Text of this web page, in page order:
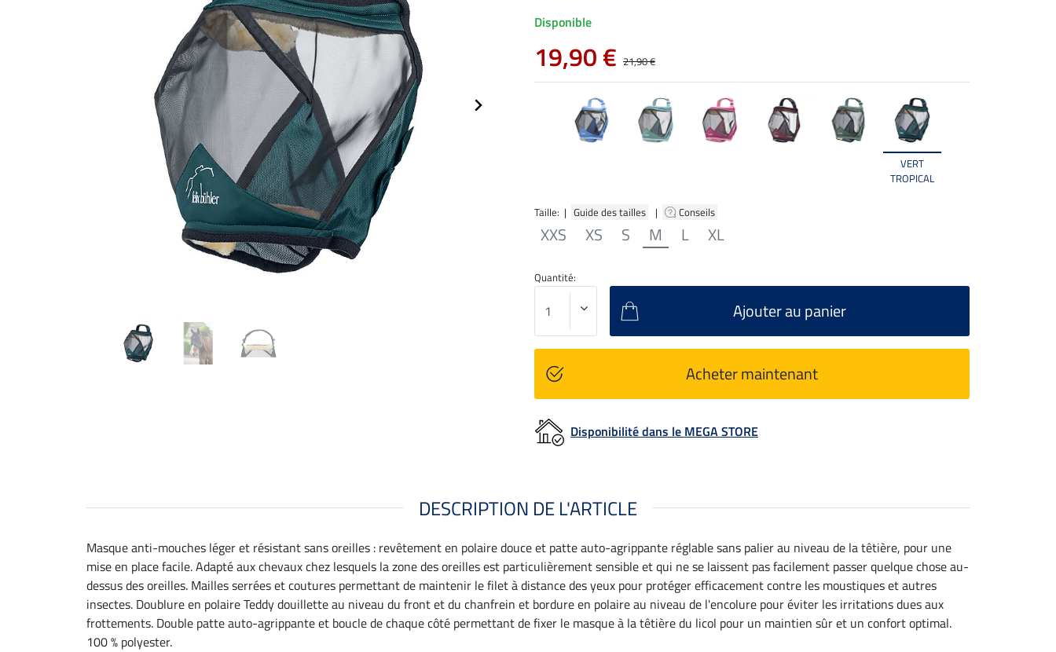
VERT
TROPICAL
Taille: | Guide des tailles | Conseils
XXS XS S M L XL
Disponible
19,90 € 21,90 €
Quantité:
Ajouter au panier
Acheter maintenant
Disponibilité dans le MEGA STORE
DESCRIPTION DE L'ARTICLE
Masque anti-mouches léger et résistant sans oreilles : revêtement en polaire douce et patte auto-agrippante réglable sans palier au niveau de la têtière, pour une
mise en place facile. Adapté aux chevaux chez lesquels la zone des oreilles est particulièrement sensible et qui ne se laissent pas facilement passer quelque chose au-
dessus des oreilles. Mailles serrées et coutures permettant de maintenir le filet à distance des yeux pour protéger efficacement contre les moustiques et autres
insectes. Doublure en polaire Teddy douillette au niveau du front et du chanfrein et bordure en polaire au niveau de l'encolure pour éviter les irritations dues aux
frottements. Double patte auto-agrippante et boucle de chaque côté permettant de fixer le masque à la têtière du licol pour un maintien sûr et un confort optimal.
100 % polyester.